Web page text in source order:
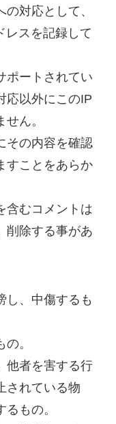
対応として、
レスを記録して
ポートされてい
応以外にこのIP
ん。
その内容を確認
すことをあらか
含むコメントは
削除する事があ
し、中傷するも
。
他者を害する行
されている物
もの。